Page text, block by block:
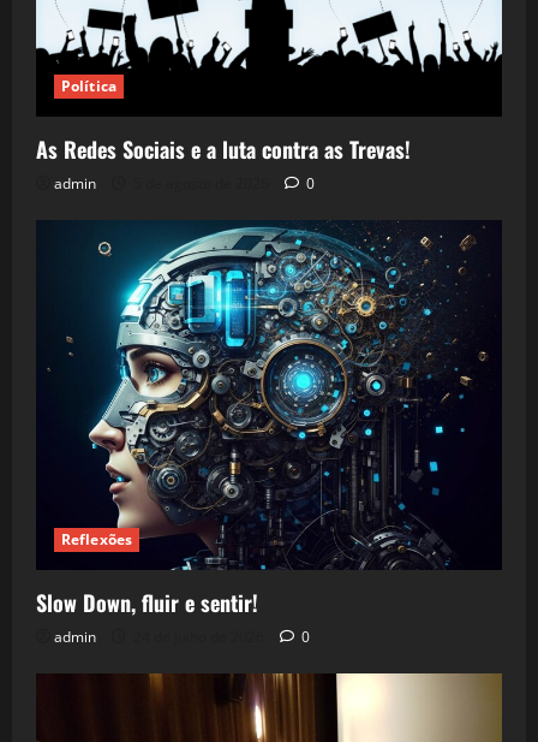
Política
As Redes Sociais e a luta contra as Trevas!
admin 0
Reflexões
Slow Down, fluir e sentir!
admin 0